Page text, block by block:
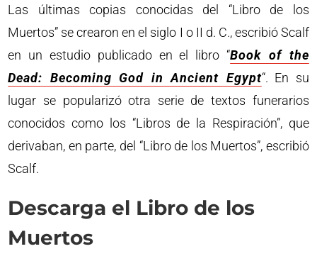
Las últimas copias conocidas del “Libro de los
Muertos” se crearon en el siglo I o II d. C., escribió Scalf
en un estudio publicado en el libro “Book of the
Dead: Becoming God in Ancient Egypt“. En su
lugar se popularizó otra serie de textos funerarios
conocidos como los “Libros de la Respiración”, que
derivaban, en parte, del “Libro de los Muertos”, escribió
Scalf.
Descarga el Libro de los
Muertos